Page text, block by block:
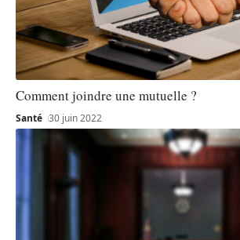
Comment joindre une mutuelle ?
Santé 30 juin 2022